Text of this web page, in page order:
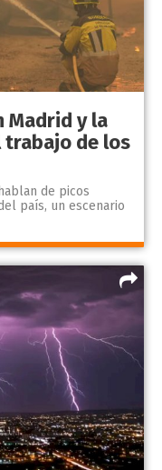
Madrid y la
trabajo de los
de picos
país, un escenario